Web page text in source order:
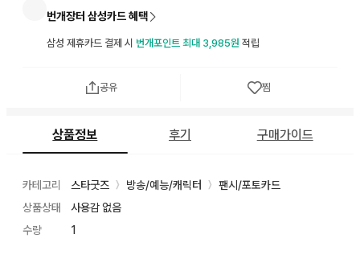
번개장터 삼성카드 혜택
삼성 제휴카드 결제 시 번개포인트 최대 3,985원 적립
공유 찜
상품정보 후기 구매가이드
카테고리 스타굿즈 〉 방송/예능/캐릭터 〉
팬시/포토카드
상품상태
사용감 없음
수량
1